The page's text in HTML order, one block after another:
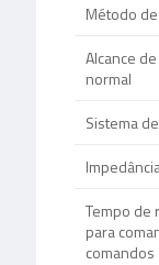
Método
Alcance
normal
Sistema
Tempo de
para
comandos